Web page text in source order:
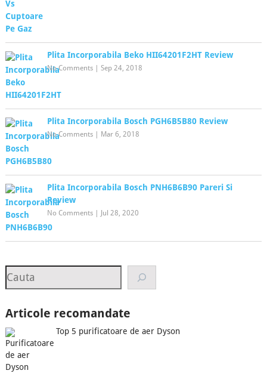
Plita Incorporabila Beko HII64201F2HT Review
No Comments| Sep 24, 2018
Plita Incorporabila Bosch PGH6B5B80 Review
No Comments| Mar 6, 2018
Plita Incorporabila Bosch PNH6B6B90 Pareri Si
Review
No Comments| Jul 28, 2020
Search
Articole recomandate
Top 5 purificatoare de aer Dyson